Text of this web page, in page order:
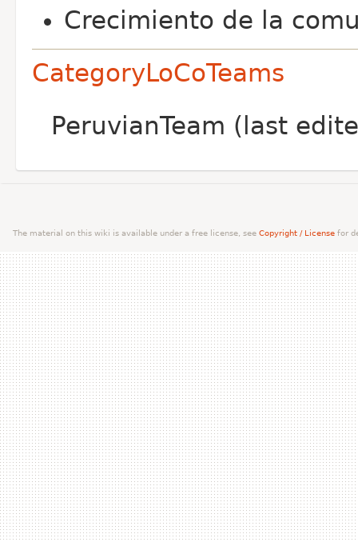
Crecimiento de la
CategoryLoCoTeams
PeruvianTeam (last
The material on this wiki is available under a free license, see Copyright / License for